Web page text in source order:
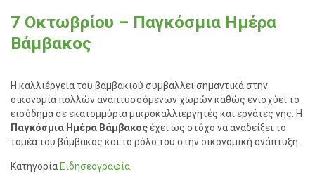
7 Οκτωβρίου – Παγκόσμια Ημέρα
Βάμβακος
Η καλλιέργεια του βαμβακιού συμβάλλει σημαντικά στην
οικονομία πολλών αναπτυσσόμενων χωρών καθώς ενισχύει το
εισόδημα σε εκατομμύρια μικροκαλλιεργητές και εργάτες γης. Η
Παγκόσμια Ημέρα Βάμβακοςέχει ως στόχο να αναδείξει το
τομέα του βάμβακος και το ρόλο του στην οικονομική ανάπτυξη.
Κατηγορία Ειδησεογραφία